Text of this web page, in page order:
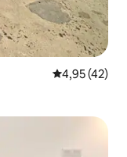
Gemiddelde
4,95 (42)